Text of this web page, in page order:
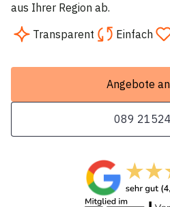
aus Ihrer Region ab.
Transparent
Einfach
Angebote
089